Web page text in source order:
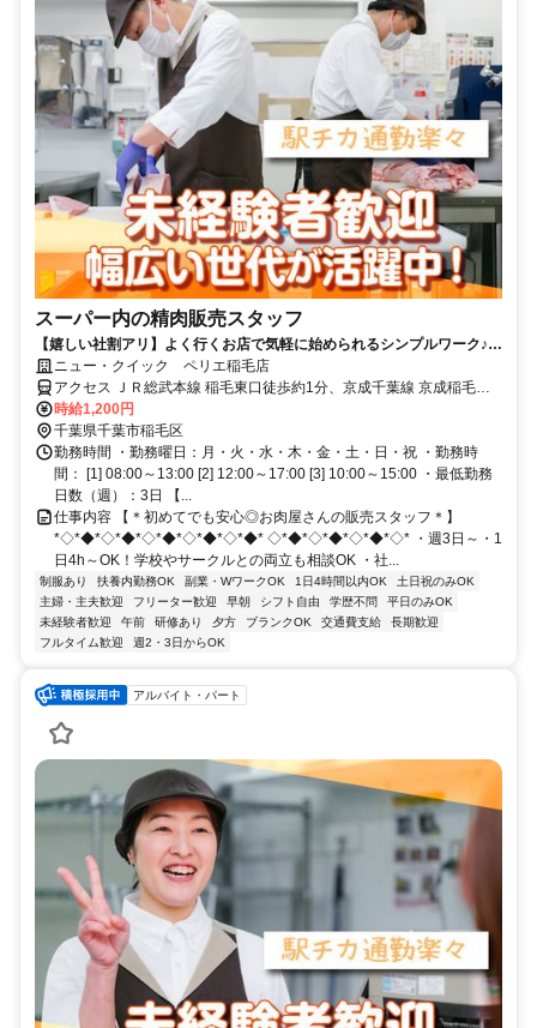
スーパー内の精肉販売スタッフ
【嬉しい社割アリ】よく行くお店で気軽に始められるシンプルワーク♪初
めてのアルバイトにピッタリ＜履歴書不要＞
ニュー・クイック ペリエ稲毛店
アクセス ＪＲ総武本線 稲毛東口徒歩約1分、京成千葉線 京成稲毛徒
歩約9分、京成千葉線 みどり台徒歩約23分 中央・総武各駅停車「稲
毛駅」徒歩1分、京成千葉線「京成稲毛駅」徒歩10分、千葉都市モノ
レール「穴川駅」バス10分
時給1,200円
千葉県千葉市稲毛区
勤務時間 ・勤務曜日：月・火・水・木・金・土・日・祝 ・勤務時
間： [1] 08:00～13:00 [2] 12:00～17:00 [3] 10:00～15:00 ・最低勤務
日数（週）：3日 【...
仕事内容 【＊初めてでも安心◎お肉屋さんの販売スタッフ＊】
*◇*◆*◇*◆*◇*◆*◇*◆*◇*◆* ◇*◆*◇*◆*◇*◆*◇* ・週3日～・1
日4h～OK！学校やサークルとの両立も相談OK ・社...
制服あり 扶養内勤務OK 副業・WワークOK 1日4時間以内OK
土日祝のみOK
主婦・主夫歓迎
フリーター歓迎 早朝 シフト自由 学歴不問
平日のみOK
未経験者歓迎
午前 研修あり 夕方 ブランクOK 交通費支給
長期歓迎
フルタイム歓迎
週2・3日からOK
アルバイト・パート